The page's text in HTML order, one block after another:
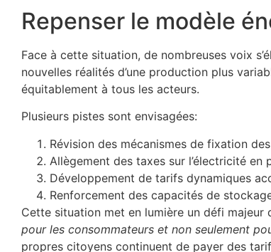
Repenser le modèle
Face à cette situation, de nombreuses voix
nouvelles réalités d’une production plus
équitablement à tous les acteurs.
Plusieurs pistes sont envisagées:
Révision des mécanismes de fixation
Allègement des taxes sur l’électricité
Développement de tarifs dynamiques
Renforcement des capacités de
Cette situation met en lumière un défi
pour les consommateurs et non seulement
propres citoyens continuent de payer des